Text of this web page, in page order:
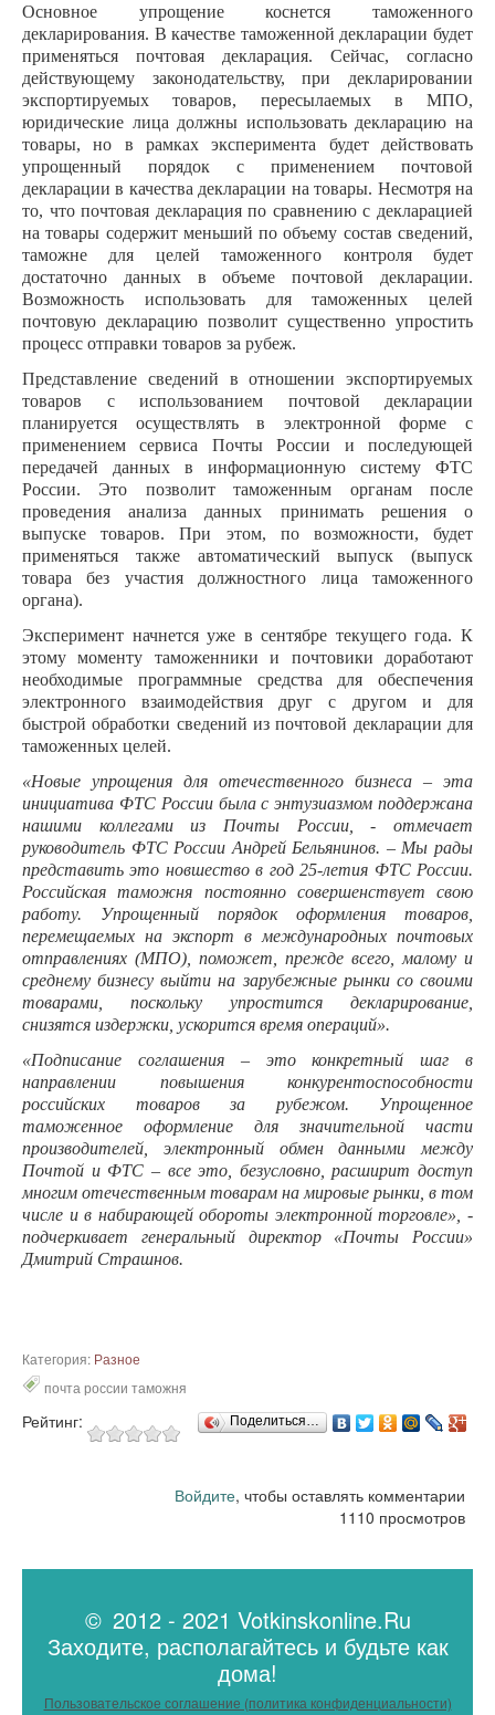
Основное упрощение коснется таможенного
декларирования. В качестве таможенной декларации будет
применяться почтовая декларация. Сейчас, согласно
действующему законодательству, при декларировании
экспортируемых товаров, пересылаемых в МПО,
юридические лица должны использовать декларацию на
товары, но в рамках эксперимента будет действовать
упрощенный порядок с применением почтовой
декларации в качества декларации на товары. Несмотря на
то, что почтовая декларация по сравнению с декларацией
на товары содержит меньший по объему состав сведений,
таможне для целей таможенного контроля будет
достаточно данных в объеме почтовой декларации.
Возможность использовать для таможенных целей
почтовую декларацию позволит существенно упростить
процесс отправки товаров за рубеж.
Представление сведений в отношении экспортируемых
товаров с использованием почтовой декларации
планируется осуществлять в электронной форме с
применением сервиса Почты России и последующей
передачей данных в информационную систему ФТС
России. Это позволит таможенным органам после
проведения анализа данных принимать решения о
выпуске товаров. При этом, по возможности, будет
применяться также автоматический выпуск (выпуск
товара без участия должностного лица таможенного
органа).
Эксперимент начнется уже в сентябре текущего года. К
этому моменту таможенники и почтовики доработают
необходимые программные средства для обеспечения
электронного взаимодействия друг с другом и для
быстрой обработки сведений из почтовой декларации для
таможенных целей.
«Новые упрощения для отечественного бизнеса – эта
инициатива ФТС России была с энтузиазмом поддержана
нашими коллегами из Почты России, - отмечает
руководитель ФТС России Андрей Бельянинов. – Мы рады
представить это новшество в год 25-летия ФТС России.
Российская таможня постоянно совершенствует свою
работу. Упрощенный порядок оформления товаров,
перемещаемых на экспорт в международных почтовых
отправлениях (МПО), поможет, прежде всего, малому и
среднему бизнесу выйти на зарубежные рынки со своими
товарами, поскольку упростится декларирование,
снизятся издержки, ускорится время операций».
«Подписание соглашения – это конкретный шаг в
направлении повышения конкурентоспособности
российских товаров за рубежом. Упрощенное
таможенное оформление для значительной части
производителей, электронный обмен данными между
Почтой и ФТС – все это, безусловно, расширит доступ
многим отечественным товарам на мировые рынки, в том
числе и в набирающей обороты электронной торговле», -
подчеркивает генеральный директор «Почты России»
Дмитрий Страшнов.
Категория: Разное
почта россии таможня
Рейтинг: Поделиться…
Войдите, чтобы оставлять комментарии
1110 просмотров
© 2012 - 2021 Votkinskonline.Ru
Заходите, располагайтесь и будьте как
дома!
Пользовательское соглашение (политика конфиденциальности)